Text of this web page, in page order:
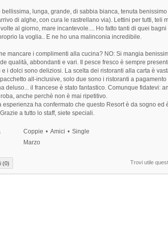
bellissima, lunga, grande, di sabbia bianca, tenuta
di alghe, con cura le rastrellano via). Lettini per tutti, teli
al giorno, mare incantevole.... Ho fatto tanti di quei
la voglia.. E ne ho una malinconia incredibile.
mancare i complimenti alla cucina? NO: Si mangia
qualità, abbondanti e vari. Il pesce fresco è sempre
i dolci sono deliziosi. La scelta dei ristoranti alla carta è
all-inclusive, solo due sono i ristoranti a
deluso... il francese è stato fantastico. Comunque fidatevi:
anche perchè non è mai ripetitivo.
esperienza ha confermato che questo Resort è da sogno ed
a tutto lo staff, siete speciali.
Coppie Amici
Single
Marzo
(0) Trovi utile